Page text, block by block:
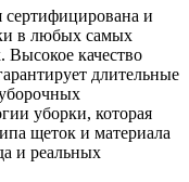
сертифицирована и
в любых самых
Высокое качество
длительные
уборки, которая
щеток и материала
и реальных